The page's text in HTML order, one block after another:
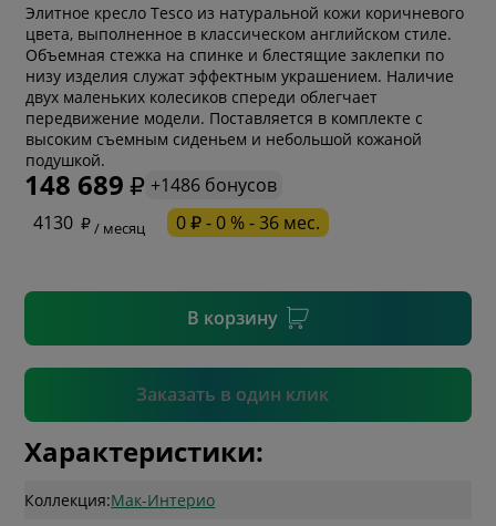
Элитное кресло Tesco из натуральной кожи коричневого
цвета, выполненное в классическом английском стиле.
Объемная стежка на спинке и блестящие заклепки по
низу изделия служат эффектным украшением. Наличие
двух маленьких колесиков спереди облегчает
передвижение модели. Поставляется в комплекте с
высоким съемным сиденьем и небольшой кожаной
подушкой.
148 689
+1486 бонусов
4130
/ месяц 0 ₽ - 0 % - 36 мес.
В корзину
Заказать в один клик
* обязательное поле
* необязательное поле
Подтвердить
Характеристики:
Коллекция:Мак-Интерио